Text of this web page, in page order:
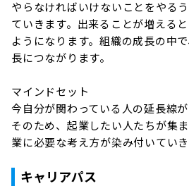
やらなければいけないことをやる
ていきます。出来ることが増える
ようになります。組織の成長の中
長につながります。
マインドセット
今自分が関わっている人の延長線が
そのため、起業したい人たちが集
業に必要な考え方が染み付いていき
キャリアパス